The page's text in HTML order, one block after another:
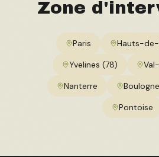
Zone
Paris
Hauts-
Yvelines (78)
Nanterre
Boulogne
Pontoise